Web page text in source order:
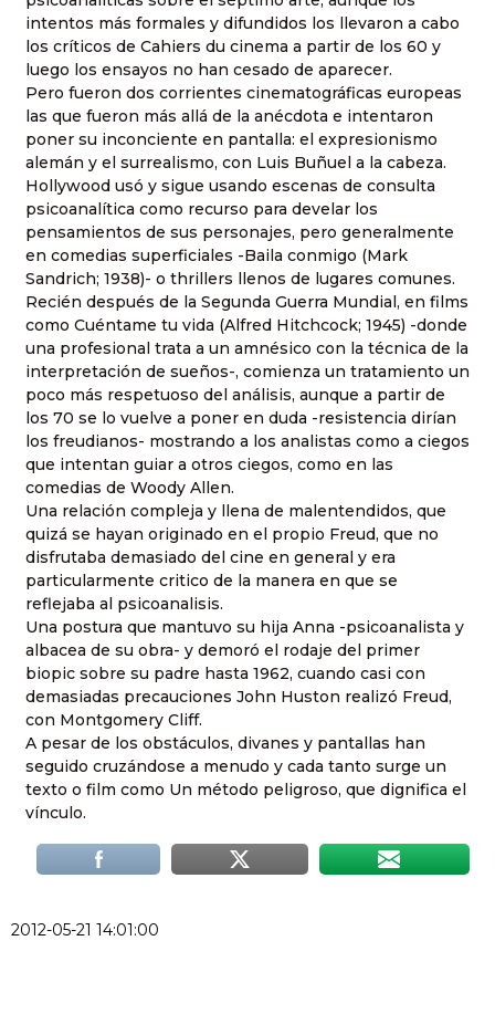
intentos más formales y difundidos los llevaron a cabo
los críticos de Cahiers du cinema a partir de los 60 y
luego los ensayos no han cesado de aparecer.
Pero fueron dos corrientes cinematográficas europeas
las que fueron más allá de la anécdota e intentaron
poner su inconciente en pantalla: el expresionismo
alemán y el surrealismo, con Luis Buñuel a la cabeza.
Hollywood usó y sigue usando escenas de consulta
psicoanalítica como recurso para develar los
pensamientos de sus personajes, pero generalmente
en comedias superficiales -Baila conmigo (Mark
Sandrich; 1938)- o thrillers llenos de lugares comunes.
Recién después de la Segunda Guerra Mundial, en films
como Cuéntame tu vida (Alfred Hitchcock; 1945) -donde
una profesional trata a un amnésico con la técnica de la
interpretación de sueños-, comienza un tratamiento un
poco más respetuoso del análisis, aunque a partir de
los 70 se lo vuelve a poner en duda -resistencia dirían
los freudianos- mostrando a los analistas como a ciegos
que intentan guiar a otros ciegos, como en las
comedias de Woody Allen.
Una relación compleja y llena de malentendidos, que
quizá se hayan originado en el propio Freud, que no
disfrutaba demasiado del cine en general y era
particularmente critico de la manera en que se
reflejaba al psicoanalisis.
Una postura que mantuvo su hija Anna -psicoanalista y
albacea de su obra- y demoró el rodaje del primer
biopic sobre su padre hasta 1962, cuando casi con
demasiadas precauciones John Huston realizó Freud,
con Montgomery Cliff.
A pesar de los obstáculos, divanes y pantallas han
seguido cruzándose a menudo y cada tanto surge un
texto o film como Un método peligroso, que dignifica el
vínculo.
2012-05-21 14:01:00